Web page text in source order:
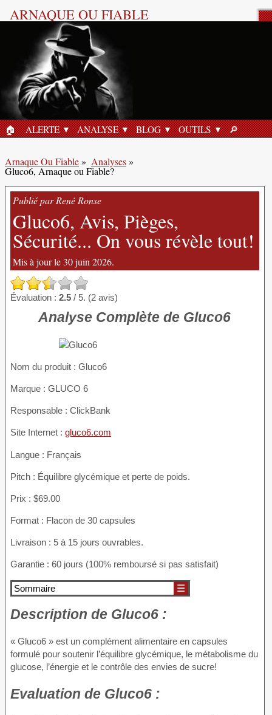
ARNAQUE OU FIABLE
ACCUEIL
🏠︎ ALERTE ANALYSE BLOG OUTILS 🔎︎
Arnaque Ou Fiable» Analyses»
Gluco6, Arnaque ou Fiable?
Publié par René Ronse
Gluco6, Avis, Pièges,
Sécurité... On vous révèle tout!
Mis à jour le 30 juin 2026.
Évaluation : 2.5 / 5. (2 avis)
Analyse Complète de Gluco6
Nom du produit : Gluco6
Marque : GLUCO 6
Responsable : ClickBank
Site Internet : gluco6.com
Langue : Français
Pitch : Équilibre glycémique et perte de poids.
Prix : $69.00
Format : Flacon de 30 capsules
Livraison : 5 à 15 jours ouvrables.
Garantie : 60 jours (100% remboursé si pas satisfait)
Sommaire ☰
Description de Gluco6 :
« Gluco6 » est un complément alimentaire en capsules
formulé pour soutenir l’équilibre glycémique, le métabolisme du
glucose, l’énergie et le contrôle des envies de sucre!
Evaluation de Gluco6 :